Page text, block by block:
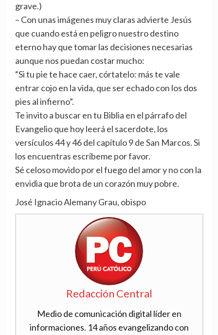
grave.)
– Con unas imágenes muy claras advierte Jesús
que cuando está en peligro nuestro destino
eterno hay que tomar las decisiones necesarias
aunque nos puedan costar mucho:
“Si tu pie te hace caer, córtatelo: más te vale
entrar cojo en la vida, que ser echado con los dos
pies al infierno”.
Te invito a buscar en tu Biblia en el párrafo del
Evangelio que hoy leerá el sacerdote, los
versículos 44 y 46 del capítulo 9 de San Marcos. Si
los encuentras escríbeme por favor.
Sé celoso movido por el fuego del amor y no con la
envidia que brota de un corazón muy pobre.
José Ignacio Alemany Grau, obispo
Redacción Central
Medio de comunicación digital líder en
informaciones. 14 años evangelizando con